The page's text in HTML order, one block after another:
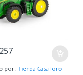
por :Tienda CasaToro